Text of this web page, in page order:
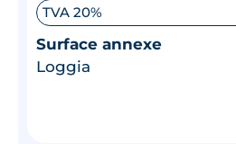
TVA 20%
Surface annexe
Loggia